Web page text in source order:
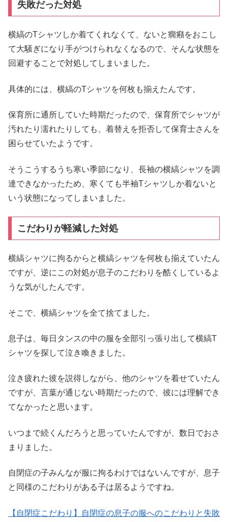
失敗だった対処
横縞のTシャツしか着てくれなくて、ないと癇癪をおこし
て大騒ぎになり手がつけられなくなるので、そんな状態を
回避することで対処してしまいました。
具体的には、横縞のTシャツを何枚も揃えたんです。
保育所に通所していた時期だったので、保育所でシャツが
汚れたり濡れたりしても、着替えを拒否して保育士さんを
困らせていたようです。
そうこうするうち寒い季節になり、長袖の横縞シャツを調
達できなかったため、寒くても半袖Tシャツしか着ないと
いう状態になってしまいました。
こだわりが軽減した対処
横縞シャツに拘るからと横縞シャツを何枚も揃えていたん
ですが、逆にこの対処が息子のこだわりを酷くしているよ
うな気がしたんです。
そこで、横縞シャツを全て捨てました。
息子は、毎日タンスの中の服を全部引っ張り出して横縞T
シャツを探して泣き喚きました。
泣き疲れた彼を説得しながら、他のシャツを着せていたん
ですが、言葉が通じない時期だったので、彼には理解でき
てなかったと思います。
いつまで続くんだろうと思っていたんですが、数日でおさ
まりました。
自閉症の子みんなが服に拘るわけではないんですが、息子
と同様のこだわりがある子は居るようですね。
【自閉症こだわり】自閉症の息子の服へのこだわりと失敗